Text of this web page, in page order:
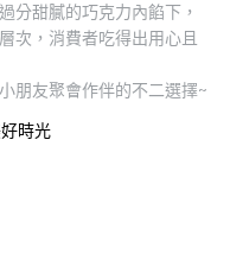
分甜膩的巧克力內餡下，
次，消費者吃得出用心且
朋友聚會作伴的不二選擇~
時光